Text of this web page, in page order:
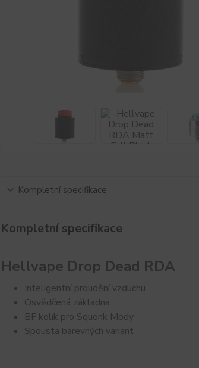
Kompletní specifikace
Kompletní specifikace
Hellvape Drop Dead RDA
Inteligentní proudění vzduchu
Osvědčená základna
BF kolík pro Squonk Mody
Spousta barevných variant